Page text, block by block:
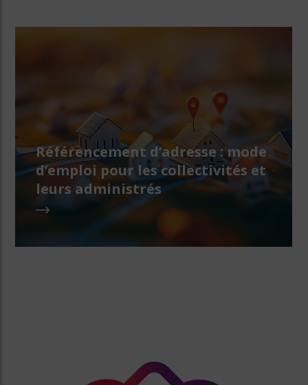
Référencement d’adresse : mode
d’emploi pour les collectivités et
leurs administrés